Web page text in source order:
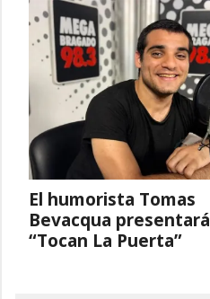
El humorista Tomas
Bevacqua presentará
“Tocan La Puerta”